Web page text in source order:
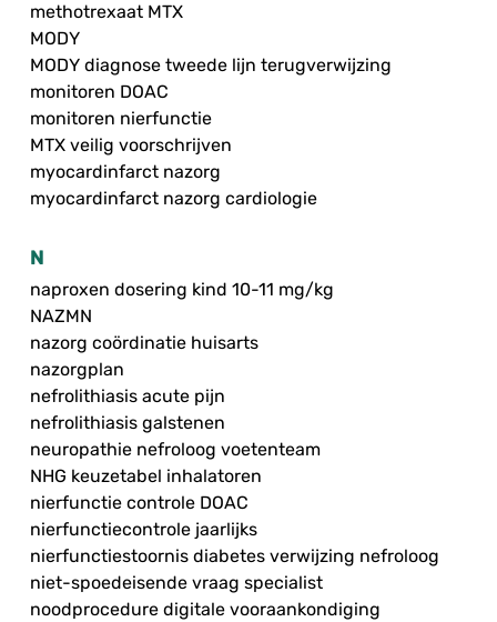
methotrexaat MTX
MODY
MODY diagnose tweede lijn terugverwijzing
monitoren DOAC
monitoren nierfunctie
MTX veilig voorschrijven
myocardinfarct nazorg
myocardinfarct nazorg cardiologie
N
naproxen dosering kind 10-11 mg/kg
NAZMN
nazorg coördinatie huisarts
nazorgplan
nefrolithiasis acute pijn
nefrolithiasis galstenen
neuropathie nefroloog voetenteam
NHG keuzetabel inhalatoren
nierfunctie controle DOAC
nierfunctiecontrole jaarlijks
nierfunctiestoornis diabetes verwijzing nefroloog
niet-spoedeisende vraag specialist
noodprocedure digitale vooraankondiging